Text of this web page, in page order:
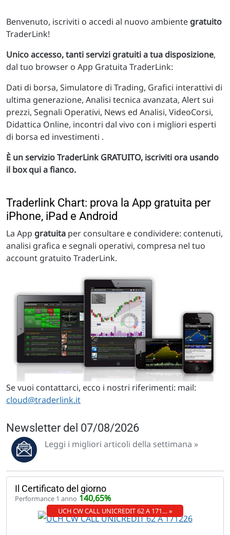
Benvenuto, iscriviti o accedi al nuovo ambiente gratuito
TraderLink!
Unico accesso, tanti servizi gratuiti a tua disposizione,
dal tuo browser o App Gratuita TraderLink:
Dati di borsa, Simulatore di Trading, Grafici interattivi di
ultima generazione, Analisi tecnica avanzata, Alert sui
prezzi, Segnali Operativi, News ed Analisi, VideoCorsi,
Didattica Online, incontri dal vivo con i migliori esperti
di borsa ed investimenti .
È un servizio TraderLink GRATUITO, iscriviti ora usando
il box qui a fianco.
Traderlink Chart: prova la App gratuita per
iPhone, iPad e Android
La App gratuita per consultare e condividere: contenuti,
analisi grafica e segnali operativi, compresa nel tuo
account gratuito TraderLink.
Se vuoi contattarci, ecco i nostri riferimenti: mail:
cloud@traderlink.it
Newsletter del 07/08/2026
Leggi i migliori articoli della settimana »
Il Certificato del giorno
Performance 1 anno 140,65%
UCH CW CALL UNICREDIT 62 A 171… »